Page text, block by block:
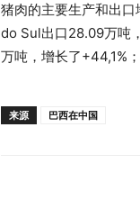
猪肉的主要生产和出
do Sul出口28.09万吨
万吨，增长了+44,1%
来源 巴西在中国